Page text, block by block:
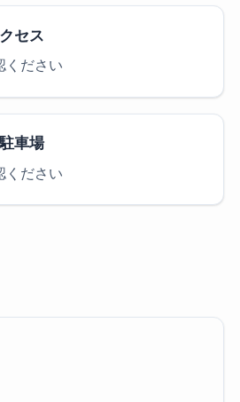
セス
ください
車場
ください